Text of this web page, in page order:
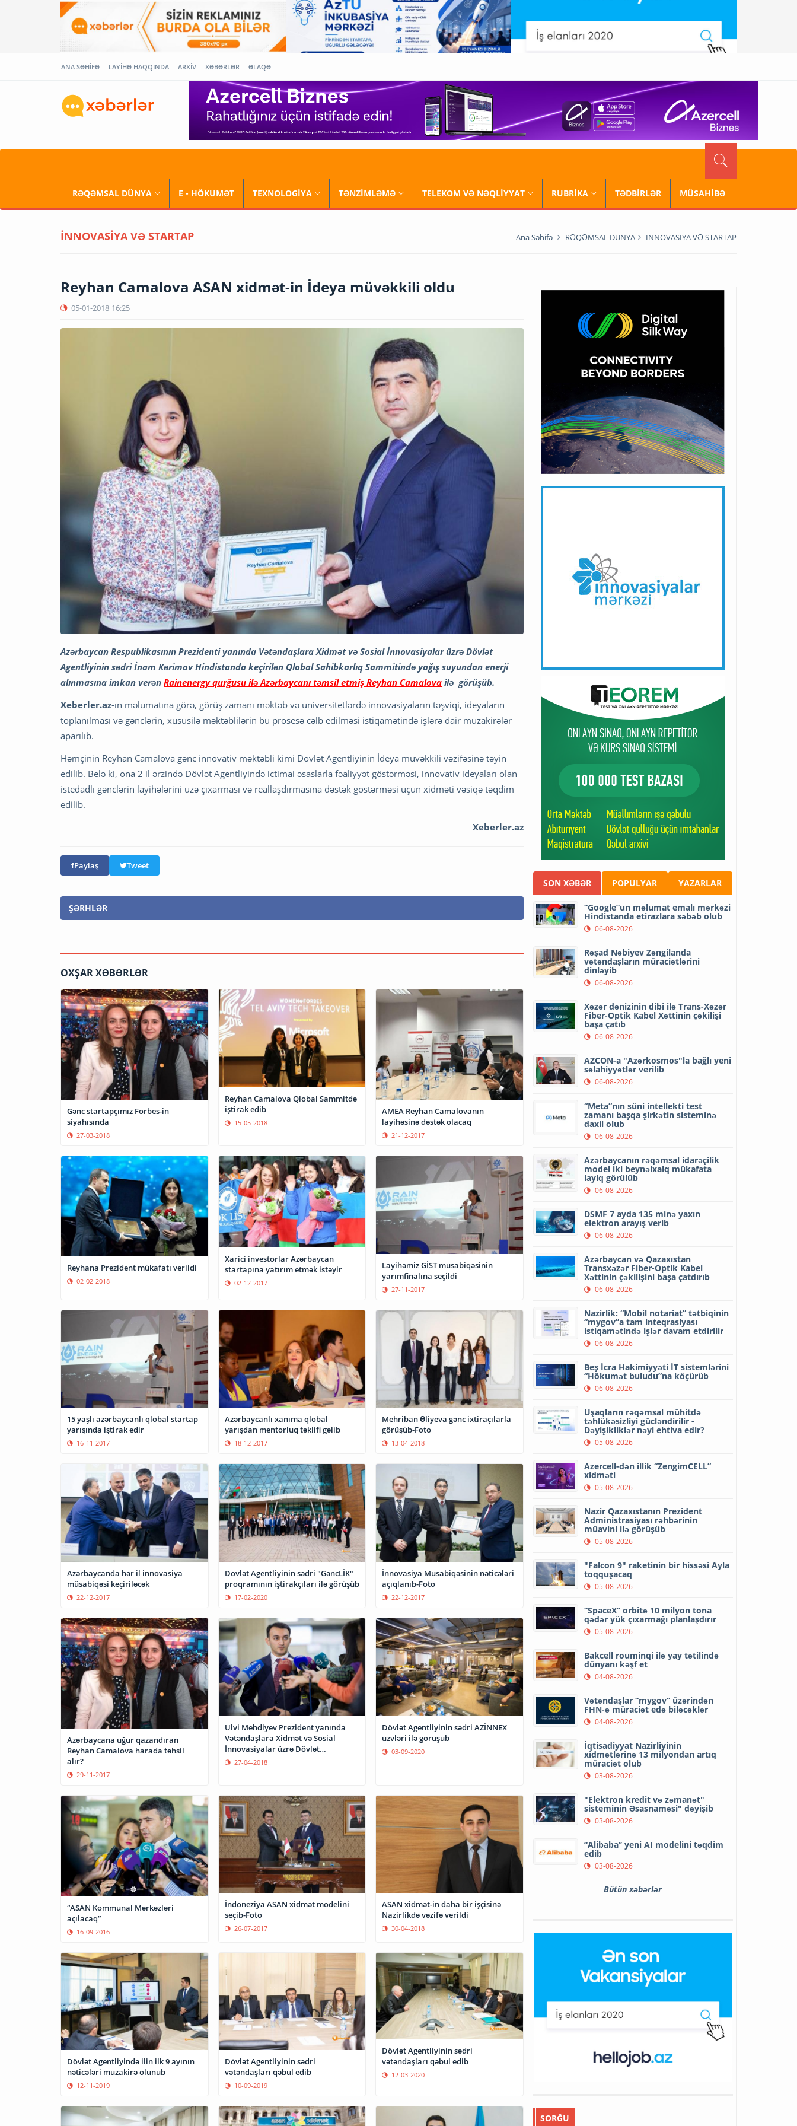
ANA SƏHİFƏ LAYİHƏ HAQQINDA ARXİV XƏBƏRLƏR ƏLAQƏ
RƏQƏMSAL DÜNYA E - HÖKUMƏT TEXNOLOGİYA TƏNZİMLƏMƏ TELEKOM VƏ NƏQLİYYAT RUBRİKA TƏDBİRLƏR MÜSAHİBƏ
İNNOVASİYA VƏ STARTAP Ana Səhifə RƏQƏMSAL DÜNYA İNNOVASİYA VƏ STARTAP
Reyhan Camalova ASAN xidmət-in İdeya müvəkkili oldu
05-01-2018 16:25
Azərbaycan Respublikasının Prezidenti yanında Vətəndaşlara Xidmət və Sosial İnnovasiyalar üzrə Dövlət
Agentliyinin sədri İnam Kərimov Hindistanda keçirilən Qlobal Sahibkarlıq Sammitində yağış suyundan enerji
alınmasına imkan verən Rainenergy qurğusu ilə Azərbaycanı təmsil etmiş Reyhan Camalova ilə görüşüb.
Xeberler.az-ın məlumatına görə, görüş zamanı məktəb və universitetlərdə innovasiyaların təşviqi, ideyaların
toplanılması və gənclərin, xüsusilə məktəblilərin bu prosesə cəlb edilməsi istiqamətində işlərə dair müzakirələr
aparılıb.
Həmçinin Reyhan Camalova gənc innovativ məktəbli kimi Dövlət Agentliyinin İdeya müvəkkili vəzifəsinə təyin
edilib. Belə ki, ona 2 il ərzində Dövlət Agentliyində ictimai əsaslarla fəaliyyət göstərməsi, innovativ ideyaları olan
istedadlı gənclərin layihələrini üzə çıxarması və reallaşdırmasına dəstək göstərməsi üçün xidməti vəsiqə təqdim
edilib.
Xeberler.az
Paylaş Tweet
ŞƏRHLƏR
OXŞAR XƏBƏRLƏR
Gənc startapçımız Forbes-in
siyahısında
27-03-2018
Reyhan Camalova Qlobal Sammitdə
iştirak edib
15-05-2018
AMEA Reyhan Camalovanın
layihəsinə dəstək olacaq
21-12-2017
Reyhana Prezident mükafatı verildi
02-02-2018
Xarici investorlar Azərbaycan
startapına yatırım etmək istəyir
02-12-2017
Layihəmiz GİST müsabiqəsinin
yarımfinalına seçildi
27-11-2017
15 yaşlı azərbaycanlı qlobal startap
yarışında iştirak edir
16-11-2017
Azərbaycanlı xanıma qlobal
yarışdan mentorluq təklifi gəlib
18-12-2017
Mehriban Əliyeva gənc ixtiraçılarla
görüşüb-Foto
13-04-2018
Azərbaycanda hər il innovasiya
müsabiqəsi keçiriləcək
22-12-2017
Dövlət Agentliyinin sədri "GəncLİK"
proqramının iştirakçıları ilə görüşüb
17-02-2020
İnnovasiya Müsabiqəsinin nəticələri
açıqlanıb-Foto
22-12-2017
Azərbaycana uğur qazandıran
Reyhan Camalova harada təhsil
alır?
29-11-2017
Ülvi Mehdiyev Prezident yanında
Vətəndaşlara Xidmət və Sosial
İnnovasiyalar üzrə Dövlət
Agentliyinin sədri təyin edilib
27-04-2018
Dövlət Agentliyinin sədri AZİNNEX
üzvləri ilə görüşüb
03-09-2020
“ASAN Kommunal Mərkəzləri
açılacaq”
16-09-2016
İndoneziya ASAN xidmət modelini
seçib-Foto
26-07-2017
ASAN xidmət-in daha bir işçisinə
Nazirlikdə vəzifə verildi
30-04-2018
Dövlət Agentliyində ilin ilk 9 ayının
nəticələri müzakirə olunub
12-11-2019
Dövlət Agentliyinin sədri
vətəndaşları qəbul edib
10-09-2019
Dövlət Agentliyinin sədri
vətəndaşları qəbul edib
12-03-2020
SON XƏBƏR POPULYAR YAZARLAR
“Google”un məlumat emalı mərkəzi
Hindistanda etirazlara səbəb olub
06-08-2026
Rəşad Nəbiyev Zəngilanda
vətəndaşların müraciətlərini
dinləyib
06-08-2026
Xəzər dənizinin dibi ilə Trans-Xəzər
Fiber-Optik Kabel Xəttinin çəkilişi
başa çatıb
06-08-2026
AZCON-a "Azərkosmos"la bağlı yeni
səlahiyyətlər verilib
06-08-2026
“Meta”nın süni intellekti test
zamanı başqa şirkətin sisteminə
daxil olub
06-08-2026
Azərbaycanın rəqəmsal idarəçilik
model iki beynəlxalq mükafata
layiq görülüb
06-08-2026
DSMF 7 ayda 135 minə yaxın
elektron arayış verib
06-08-2026
Azərbaycan və Qazaxıstan
Transxəzər Fiber-Optik Kabel
Xəttinin çəkilişini başa çatdırıb
06-08-2026
Nazirlik: “Mobil notariat” tətbiqinin
“mygov”a tam inteqrasiyası
istiqamətində işlər davam etdirilir
06-08-2026
Beş İcra Hakimiyyəti İT sistemlərini
“Hökumət buludu”na köçürüb
06-08-2026
Uşaqların rəqəmsal mühitdə
təhlükəsizliyi gücləndirilir -
Dəyişikliklər nəyi ehtiva edir?
05-08-2026
Azercell-dən illik “ZengimCELL”
xidməti
05-08-2026
Nazir Qazaxıstanın Prezident
Administrasiyası rəhbərinin
müavini ilə görüşüb
05-08-2026
"Falcon 9" raketinin bir hissəsi Ayla
toqquşacaq
05-08-2026
“SpaceX” orbitə 10 milyon tona
qədər yük çıxarmağı planlaşdırır
05-08-2026
Bakcell rouminqi ilə yay tətilində
dünyanı kəşf et
04-08-2026
Vətəndaşlar “mygov” üzərindən
FHN-ə müraciət edə biləcəklər
04-08-2026
İqtisadiyyat Nazirliyinin
xidmətlərinə 13 milyondan artıq
müraciət olub
03-08-2026
"Elektron kredit və zəmanət"
sisteminin Əsasnaməsi" dəyişib
03-08-2026
“Alibaba” yeni AI modelini təqdim
edib
03-08-2026
Bütün xəbərlər
SORĞU